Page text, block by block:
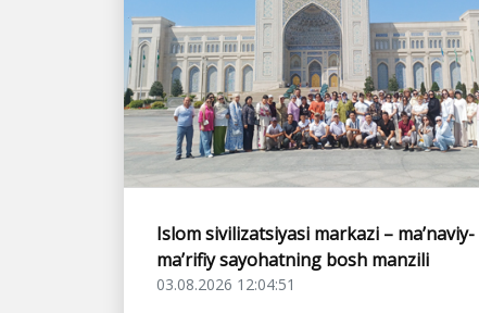
Islom sivilizatsiyasi markazi – ma’naviy-
ma’rifiy sayohatning bosh manzili
03.08.2026 12:04:51